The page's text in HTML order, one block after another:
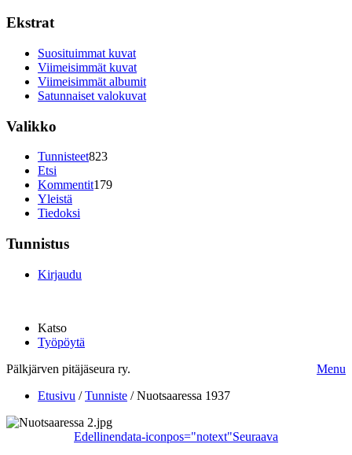
Ekstrat
Suosituimmat kuvat
Viimeisimmät kuvat
Viimeisimmät albumit
Satunnaiset valokuvat
Valikko
Tunnisteet823
Etsi
Kommentit179
Yleistä
Tiedoksi
Tunnistus
Kirjaudu
Katso
Työpöytä
Pälkjärven pitäjäseura ry.
Menu
Etusivu /Tunniste /Nuotsaaressa 1937
Edellinendata-iconpos="notext"Seuraava